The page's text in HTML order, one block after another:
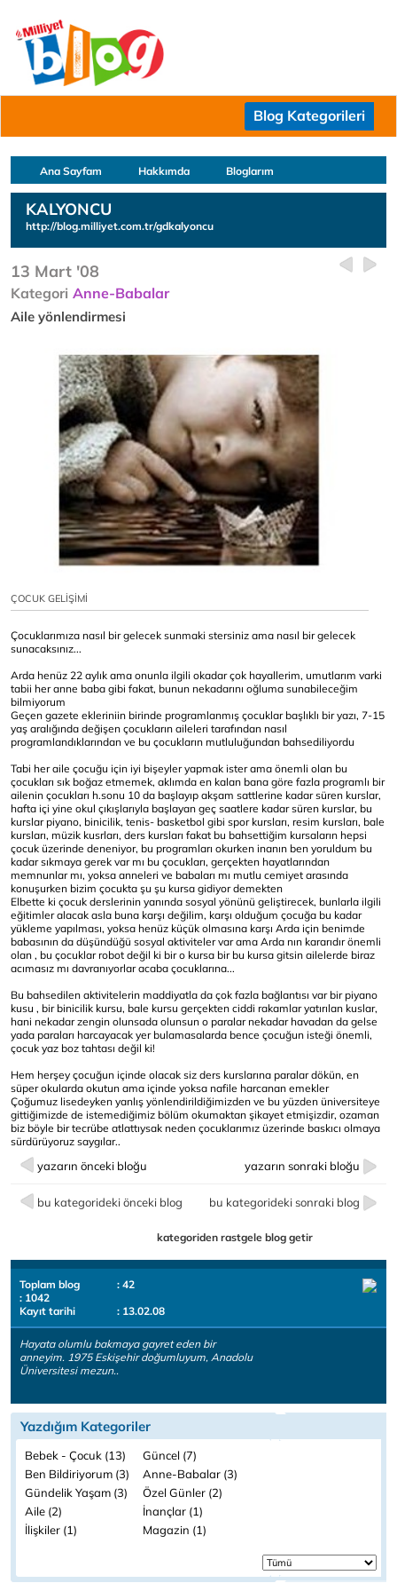
Blog Kategorileri
Ana Sayfam Hakkımda Bloglarım
KALYONCU
http://blog.milliyet.com.tr/gdkalyoncu
13 Mart '08
Kategori Anne-Babalar
Aile yönlendirmesi
ÇOCUK GELİŞİMİ
Çocuklarımıza nasıl bir gelecek sunmaki stersiniz ama nasıl bir gelecek
sunacaksınız...
Arda henüz 22 aylık ama onunla ilgili okadar çok hayallerim, umutlarım varki
tabii her anne baba gibi fakat, bunun nekadarını oğluma sunabileceğim
bilmiyorum
Geçen gazete ekleriniin birinde programlanmış çocuklar başlıklı bir yazı, 7-15
yaş aralığında değişen çocukların aileleri tarafından nasıl
programlandıklarından ve bu çocukların mutluluğundan bahsediliyordu
Tabi her aile çocuğu için iyi bişeyler yapmak ister ama önemli olan bu
çocukları sık boğaz etmemek, aklımda en kalan bana göre fazla programlı bir
ailenin çocukları h.sonu 10 da başlayıp akşam sattlerine kadar süren kurslar,
hafta içi yine okul çıkışlarıyla başlayan geç saatlere kadar süren kurslar, bu
kurslar piyano, binicilik, tenis- basketbol gibi spor kursları, resim kursları, bale
kursları, müzik kusrları, ders kursları fakat bu bahsettiğim kursaların hepsi
çocuk üzerinde deneniyor, bu programları okurken inanın ben yoruldum bu
kadar sıkmaya gerek var mı bu çocukları, gerçekten hayatlarından
memnunlar mı, yoksa anneleri ve babaları mı mutlu cemiyet arasında
konuşurken bizim çocukta şu şu kursa gidiyor demekten
Elbette ki çocuk derslerinin yanında sosyal yönünü geliştirecek, bunlarla ilgili
eğitimler alacak asla buna karşı değilim, karşı olduğum çocuğa bu kadar
yükleme yapılması, yoksa henüz küçük olmasına karşı Arda için benimde
babasının da düşündüğü sosyal aktiviteler var ama Arda nın kararıdır önemli
olan , bu çocuklar robot değil ki bir o kursa bir bu kursa gitsin ailelerde biraz
acımasız mı davranıyorlar acaba çocuklarına...
Bu bahsedilen aktivitelerin maddiyatla da çok fazla bağlantısı var bir piyano
kusu , bir binicilik kursu, bale kursu gerçekten ciddi rakamlar yatırılan kuslar,
hani nekadar zengin olunsada olunsun o paralar nekadar havadan da gelse
yada paraları harcayacak yer bulamasalarda bence çocuğun isteği önemli,
çocuk yaz boz tahtası değil ki!
Hem herşey çocuğun içinde olacak siz ders kurslarına paralar dökün, en
süper okularda okutun ama içinde yoksa nafile harcanan emekler
Çoğumuz lisedeyken yanlış yönlendirildiğimizden ve bu yüzden üniversiteye
gittiğimizde de istemediğimiz bölüm okumaktan şikayet etmişizdir, ozaman
biz böyle bir tecrübe atlattıysak neden çocuklarımız üzerinde baskıcı olmaya
sürdürüyoruz saygılar..
yazarın önceki bloğu yazarın sonraki bloğu
bu kategorideki önceki blog bu kategorideki sonraki blog
kategoriden rastgele blog getir
Toplam blog
: 42
: 1042
Kayıt tarihi
: 13.02.08
Hayata olumlu bakmaya gayret eden bir
anneyim. 1975 Eskişehir doğumluyum, Anadolu
Üniversitesi mezun..
Yazdığım Kategoriler
Bebek - Çocuk (13)
Güncel (7)
Ben Bildiriyorum (3)
Anne-Babalar (3)
Gündelik Yaşam (3)
Özel Günler (2)
Aile (2)
İnançlar (1)
İlişkiler (1)
Magazin (1)